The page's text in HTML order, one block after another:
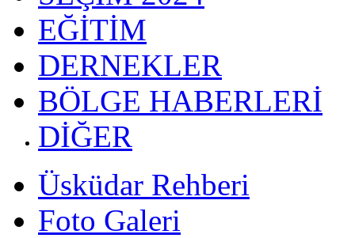
EĞİTİM
DERNEKLER
BÖLGE HABERLERİ
DİĞER
Üsküdar Rehberi
Foto Galeri